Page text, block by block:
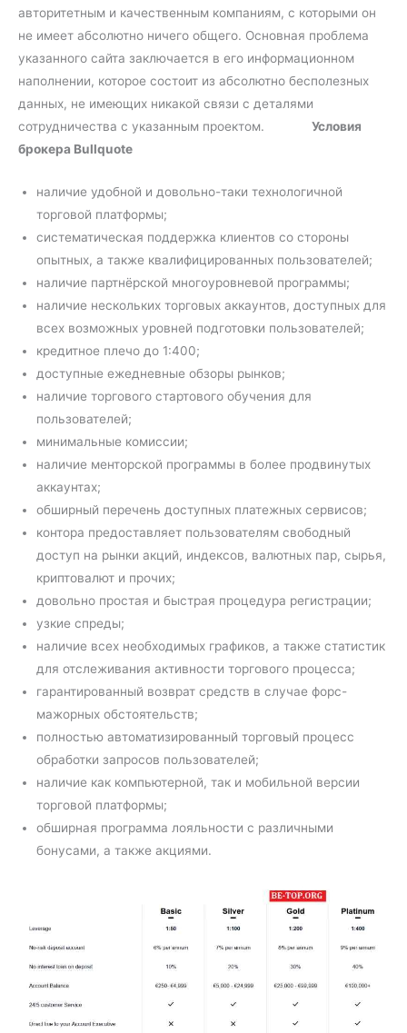
авторитетным и качественным компаниям, с которыми он
не имеет абсолютно ничего общего. Основная проблема
указанного сайта заключается в его информационном
наполнении, которое состоит из абсолютно бесполезных
данных, не имеющих никакой связи с деталями
сотрудничества с указанным проектом. Условия
брокера Bullquote
наличие удобной и довольно-таки технологичной
торговой платформы;
систематическая поддержка клиентов со стороны
опытных, а также квалифицированных пользователей;
наличие партнёрской многоуровневой программы;
наличие нескольких торговых аккаунтов, доступных для
всех возможных уровней подготовки пользователей;
кредитное плечо до 1:400;
доступные ежедневные обзоры рынков;
наличие торгового стартового обучения для
пользователей;
минимальные комиссии;
наличие менторской программы в более продвинутых
аккаунтах;
обширный перечень доступных платежных сервисов;
контора предоставляет пользователям свободный
доступ на рынки акций, индексов, валютных пар, сырья,
криптовалют и прочих;
довольно простая и быстрая процедура регистрации;
узкие спреды;
наличие всех необходимых графиков, а также статистик
для отслеживания активности торгового процесса;
гарантированный возврат средств в случае форс-
мажорных обстоятельств;
полностью автоматизированный торговый процесс
обработки запросов пользователей;
наличие как компьютерной, так и мобильной версии
торговой платформы;
обширная программа лояльности с различными
бонусами, а также акциями.